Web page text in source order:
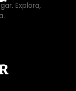
Explora,